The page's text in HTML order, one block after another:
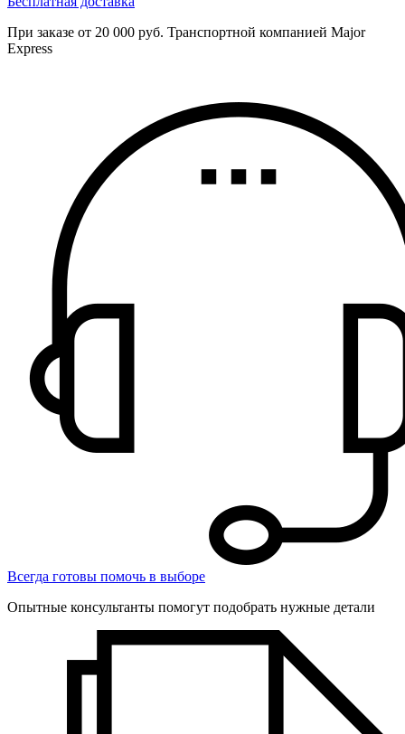
При заказе от 20 000 руб. Транспортной компанией Major
Express
Всегда готовы помочь в выборе
Опытные консультанты помогут подобрать нужные детали